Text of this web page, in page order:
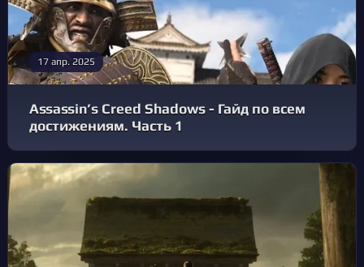
17 апр. 2025
Assassin’s Creed Shadows - Гайд по всем
достижениям. Часть 1